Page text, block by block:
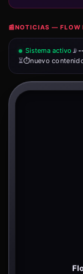
📰NOTICIAS — FLOW
Sistema activo 📡
⏳
nuevo